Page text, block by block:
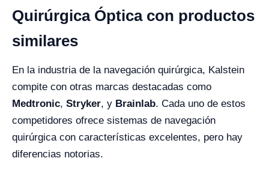
Quirúrgica Óptica con productos
similares
En la industria de la navegación quirúrgica, Kalstein
compite con otras marcas destacadas como
Medtronic, Stryker, y Brainlab. Cada uno de estos
competidores ofrece sistemas de navegación
quirúrgica con características excelentes, pero hay
diferencias notorias.